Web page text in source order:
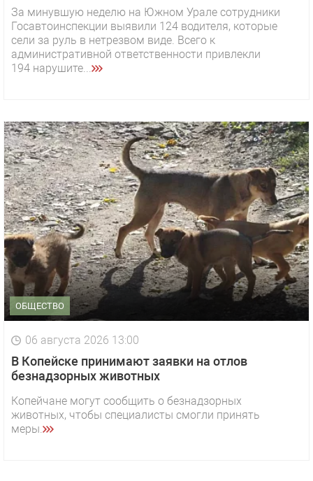
За минувшую неделю на Южном Урале сотрудники
Госавтоинспекции выявили 124 водителя, которые
сели за руль в нетрезвом виде. Всего к
административной ответственности привлекли
194 нарушите...
ОБЩЕСТВО
06 августа 2026 13:00
В Копейске принимают заявки на отлов
безнадзорных животных
Копейчане могут сообщить о безнадзорных
животных, чтобы специалисты смогли принять
меры.